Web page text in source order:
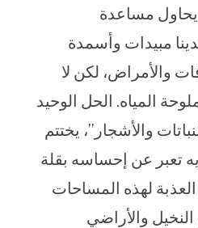
مساعدة
مبيدات وأسمدة
والأمراض، لكن لا
المياه. الحل الوحيد
والأشجار”، يختتم
تعبر عن إحساسه بقلة
العذبة لهذه المساحات
والأراضي